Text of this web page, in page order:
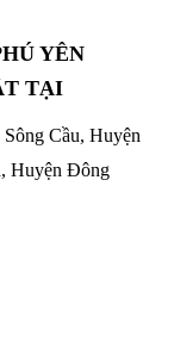
YÊN
TẠI
Cầu, Huyện
Huyện Đông